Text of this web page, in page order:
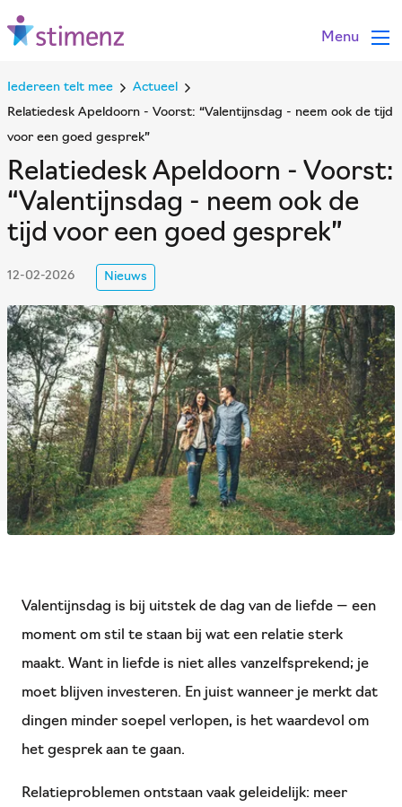
Menu
Iedereen telt mee
Actueel
Relatiedesk Apeldoorn - Voorst: “Valentijnsdag - neem ook de tijd
voor een goed gesprek”
Relatiedesk Apeldoorn - Voorst:
“Valentijnsdag - neem ook de
tijd voor een goed gesprek”
12-02-2026 Nieuws
Valentijnsdag is bij uitstek de dag van de liefde — een
moment om stil te staan bij wat een relatie sterk
maakt. Want in liefde is niet alles vanzelfsprekend; je
moet blijven investeren. En juist wanneer je merkt dat
dingen minder soepel verlopen, is het waardevol om
het gesprek aan te gaan.
Relatieproblemen ontstaan vaak geleidelijk: meer